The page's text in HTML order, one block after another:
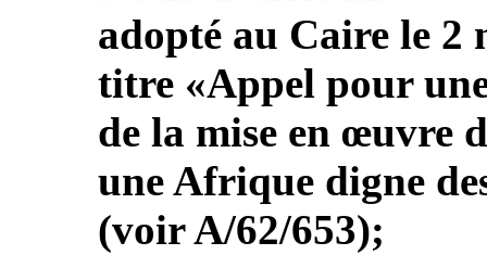
adopté au Caire le 2
titre «Appel pour
de la mise en œuvre
une Afrique digne
(voir A/62/653);